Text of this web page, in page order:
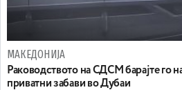
МАКЕДОНИЈА
Раководството на СДСМ барајте го
приватни забави во Дубаи